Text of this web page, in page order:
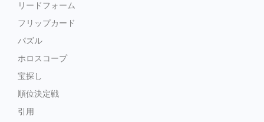
リードフォーム
フリップカード
パズル
ホロスコープ
宝探し
順位決定戦
引用